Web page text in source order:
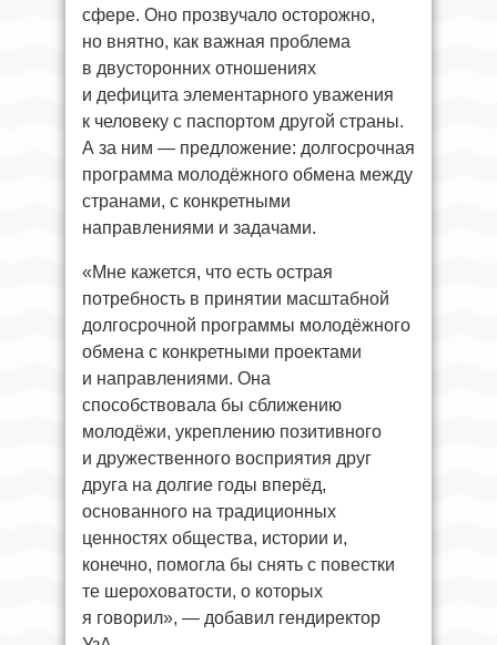
сфере. Оно прозвучало осторожно,
но внятно, как важная проблема
в двусторонних отношениях
и дефицита элементарного уважения
к человеку с паспортом другой страны.
А за ним — предложение: долгосрочная
программа молодёжного обмена между
странами, с конкретными
направлениями и задачами.
«Мне кажется, что есть острая
потребность в принятии масштабной
долгосрочной программы молодёжного
обмена с конкретными проектами
и направлениями. Она
способствовала бы сближению
молодёжи, укреплению позитивного
и дружественного восприятия друг
друга на долгие годы вперёд,
основанного на традиционных
ценностях общества, истории и,
конечно, помогла бы снять с повестки
те шероховатости, о которых
я говорил», — добавил гендиректор